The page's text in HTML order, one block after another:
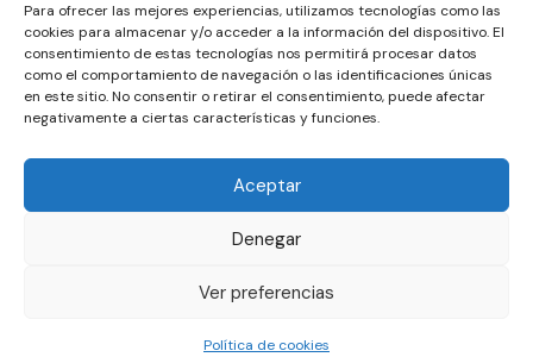
Para ofrecer las mejores experiencias, utilizamos tecnologías como las
cookies para almacenar y/o acceder a la información del dispositivo. El
consentimiento de estas tecnologías nos permitirá procesar datos
como el comportamiento de navegación o las identificaciones únicas
en este sitio. No consentir o retirar el consentimiento, puede afectar
negativamente a ciertas características y funciones.
Aceptar
Denegar
Ver preferencias
Política de cookies
Artículos
Sobre nosotros
Privacidad
Todos los derechos reservados